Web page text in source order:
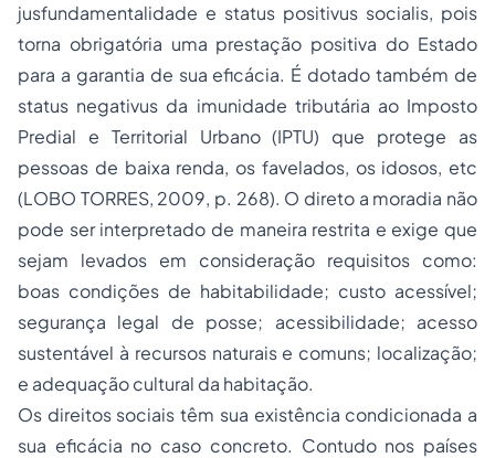
jusfundamentalidade e status positivus socialis, pois
torna obrigatória uma prestação positiva do Estado
para a garantia de sua eficácia. É dotado também de
status negativus da imunidade tributária ao Imposto
Predial e Territorial Urbano (IPTU) que protege as
pessoas de baixa renda, os favelados, os idosos, etc
(LOBO TORRES, 2009, p. 268). O direto a moradia não
pode ser interpretado de maneira restrita e exige que
sejam levados em consideração requisitos como:
boas condições de habitabilidade; custo acessível;
segurança legal de posse; acessibilidade; acesso
sustentável à recursos naturais e comuns; localização;
e adequação cultural da habitação.
Os direitos sociais têm sua existência condicionada a
sua eficácia no caso concreto. Contudo nos países